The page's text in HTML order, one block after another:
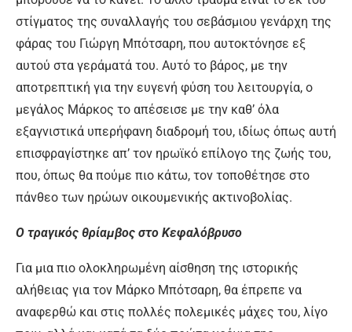
στίγματος της συναλλαγής του σεβάσμιου γενάρχη της
φάρας του Γιώργη Μπότσαρη, που αυτοκτόνησε εξ
αυτού στα γεράματά του. Αυτό το βάρος, με την
αποτρεπτική για την ευγενή φύση του λειτουργία, ο
μεγάλος Μάρκος το απέσεισε με την καθ’ όλα
εξαγνιστικά υπερήφανη διαδρομή του, ιδίως όπως αυτή
επισφραγίστηκε απ’ τον ηρωϊκό επίλογο της ζωής του,
που, όπως θα πούμε πιο κάτω, τον τοποθέτησε στο
πάνθεο των ηρώων οικουμενικής ακτινοβολίας.
Ο τραγικός θρίαμβος στο Κεφαλόβρυσο
Για μια πιο ολοκληρωμένη αίσθηση της ιστορικής
αλήθειας για τον Μάρκο Μπότσαρη, θα έπρεπε να
αναφερθώ και στις πολλές πολεμικές μάχες του, λίγο